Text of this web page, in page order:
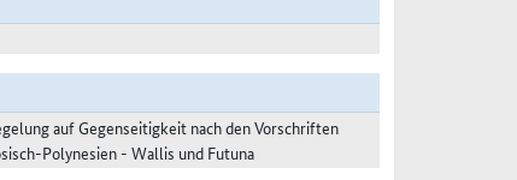
auf Gegenseitigkeit nach den Vorschriften
Polynesien - Wallis und Futuna